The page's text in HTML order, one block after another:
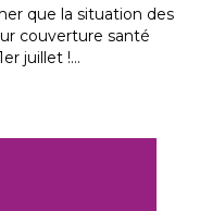
que la situation des
couverture santé
juillet !…